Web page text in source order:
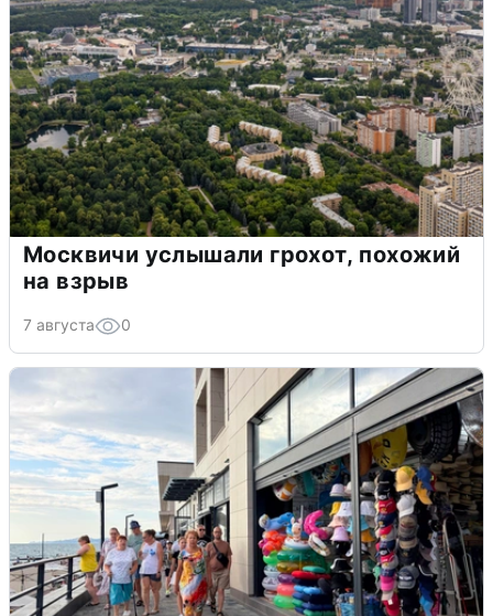
Москвичи услышали грохот, похожий
на взрыв
7 августа 0